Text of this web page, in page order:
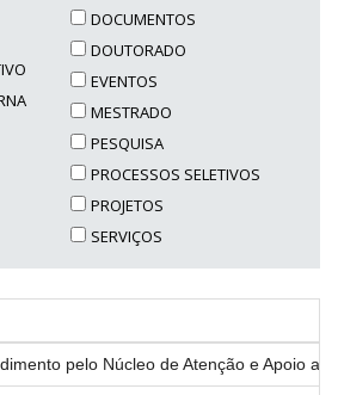
DOCUMENTOS
DOUTORADO
EVENTOS
MESTRADO
PESQUISA
PROCESSOS SELETIVOS
PROJETOS
SERVIÇOS
pelo Núcleo de Atenção e Apoio ao